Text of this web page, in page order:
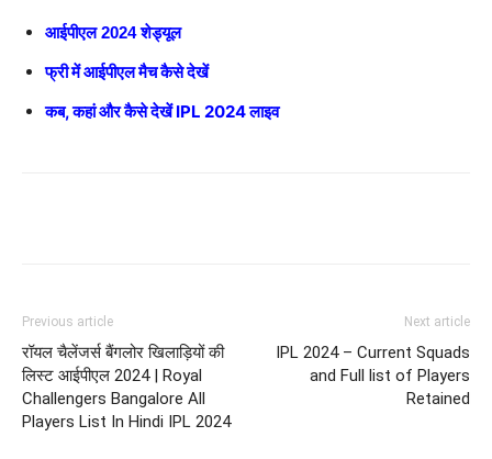
आईपीएल 2024 शेड्यूल
फ्री में आईपीएल मैच कैसे देखें
कब, कहां और कैसे देखें IPL 2024 लाइव
Previous article
रॉयल चैलेंजर्स बैंगलोर खिलाड़ियों की
लिस्ट आईपीएल 2024 | Royal
Challengers Bangalore All
Players List In Hindi IPL 2024
Next article
IPL 2024 – Current Squads
and Full list of Players
Retained